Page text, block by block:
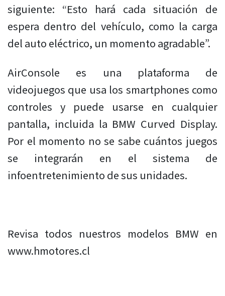
siguiente: “Esto hará cada situación de
espera dentro del vehículo, como la carga
del auto eléctrico, un momento agradable”.
AirConsole es una plataforma de
videojuegos que usa los smartphones como
controles y puede usarse en cualquier
pantalla, incluida la BMW Curved Display.
Por el momento no se sabe cuántos juegos
se integrarán en el sistema de
infoentretenimiento de sus unidades.
Revisa todos nuestros modelos BMW en
www.hmotores.cl